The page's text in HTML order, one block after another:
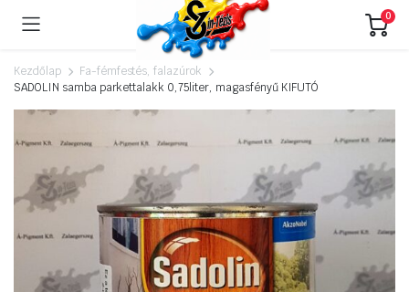
0
Kezdőlap
Fa-fémfestés, falazúrok
SADOLIN samba parkettalakk 0,75liter, magasfényű KIFUTÓ